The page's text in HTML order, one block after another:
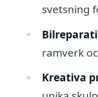
svetsning
ramverk
Kreativa